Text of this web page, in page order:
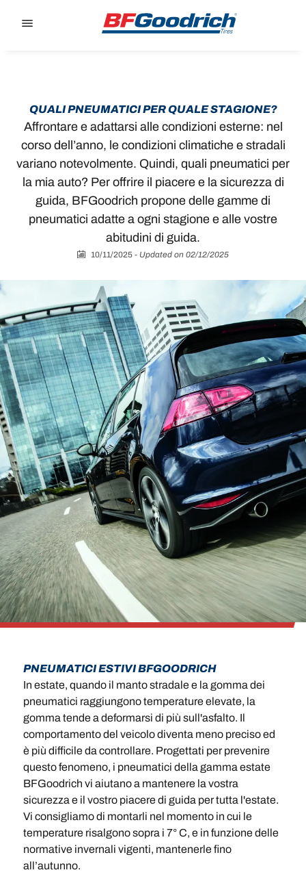
QUALI PNEUMATICI PER QUALE STAGIONE?
Affrontare e adattarsi alle condizioni esterne: nel
corso dell’anno, le condizioni climatiche e stradali
variano notevolmente. Quindi, quali pneumatici per
la mia auto? Per offrire il piacere e la sicurezza di
guida, BFGoodrich propone delle gamme di
pneumatici adatte a ogni stagione e alle vostre
abitudini di guida.
10/11/2025 - Updated on 02/12/2025
PNEUMATICI ESTIVI BFGOODRICH
In estate, quando il manto stradale e la gomma dei
pneumatici raggiungono temperature elevate, la
gomma tende a deformarsi di più sull'asfalto. Il
comportamento del veicolo diventa meno preciso ed
è più difficile da controllare. Progettati per prevenire
questo fenomeno, i pneumatici della gamma estate
BFGoodrich vi aiutano a mantenere la vostra
sicurezza e il vostro piacere di guida per tutta l'estate.
Vi consigliamo di montarli nel momento in cui le
temperature risalgono sopra i 7° C, e in funzione delle
normative invernali vigenti, mantenerle fino
all’autunno.